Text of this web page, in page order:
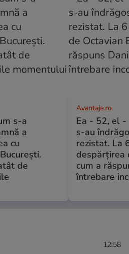
s-a
a
cu
de
Avantaje.ro
Ea - 52, el -
s-au
rezistat. La
despărțirea
cum a
întrebare
12:58